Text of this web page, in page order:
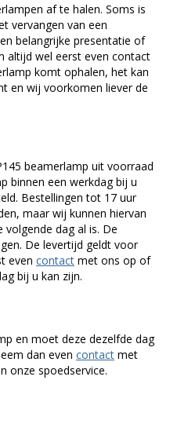
af te halen. Soms is
vervangen van een
belangrijke presentatie of
altijd wel eerst even contact
komt ophalen, het kan
en wij voorkomen liever de
beamerlamp uit voorraad
binnen een werkdag bij u
Bestellingen tot 17 uur
maar wij kunnen hiervan
dag al is. De
De levertijd geldt voor
even contact met ons op of
bij u kan zijn.
en moet deze dezelfde dag
dan even contact met
onze spoedservice.